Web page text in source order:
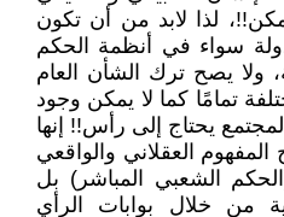
لذا لابد من أن تكون
سواء في أنظمة الحكم
ولا يصح ترك الشأن العام
تمامًا كما لا يمكن وجود
يحتاج إلى رأس!! إنها
العقلاني والواقعي
الشعبي المباشر) بل
من خلال بوابات الرأي